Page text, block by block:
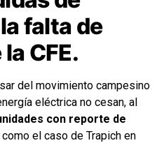
falta de
CFE.
del movimiento campesino
eléctrica no cesan, al
con reporte de
como el caso de Trapich en